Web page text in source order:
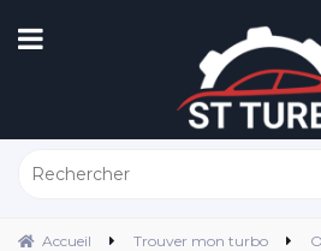
Accueil Trouver mon turbo